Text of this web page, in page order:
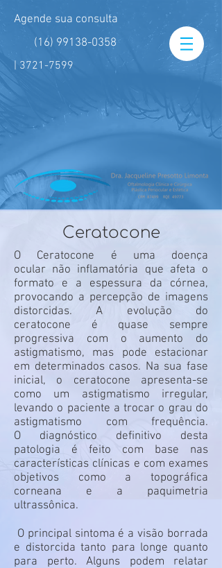
Agende sua consulta
(16) 99138-0358
| 3721-7599
Ceratocone
O Ceratocone é uma doença
ocular não inflamatória que afeta o
formato e a espessura da córnea,
provocando a percepção de imagens
distorcidas. A evolução do
ceratocone é quase sempre
progressiva com o aumento do
astigmatismo, mas pode estacionar
em determinados casos. Na sua fase
inicial, o ceratocone apresenta-se
como um astigmatismo irregular,
levando o paciente a trocar o grau do
astigmatismo com frequência.
O diagnóstico definitivo desta
patologia é feito com base nas
características clínicas e com exames
objetivos como a topográfica
corneana e a paquimetria
ultrassônica.
O principal sintoma é a visão borrada
e distorcida tanto para longe quanto
para perto. Alguns podem relatar